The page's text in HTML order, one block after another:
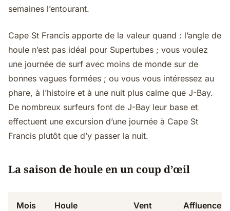
semaines l’entourant.
Cape St Francis apporte de la valeur quand : l’angle de
houle n’est pas idéal pour Supertubes ; vous voulez
une journée de surf avec moins de monde sur de
bonnes vagues formées ; ou vous vous intéressez au
phare, à l’histoire et à une nuit plus calme que J-Bay.
De nombreux surfeurs font de J-Bay leur base et
effectuent une excursion d’une journée à Cape St
Francis plutôt que d’y passer la nuit.
La saison de houle en un coup d’œil
Mois Houle Vent Affluence